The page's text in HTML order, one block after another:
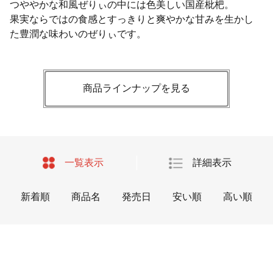
つややかな和風ぜりぃの中には色美しい国産枇杷。
果実ならではの食感とすっきりと爽やかな甘みを生かし
た豊潤な味わいのぜりぃです。
商品ラインナップを見る
一覧表示 詳細表示
新着順 商品名 発売日 安い順 高い順